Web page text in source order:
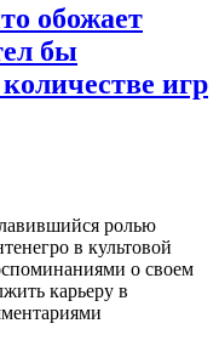
обожает
бы
игр
ролью
в культовой
о своем
карьеру в